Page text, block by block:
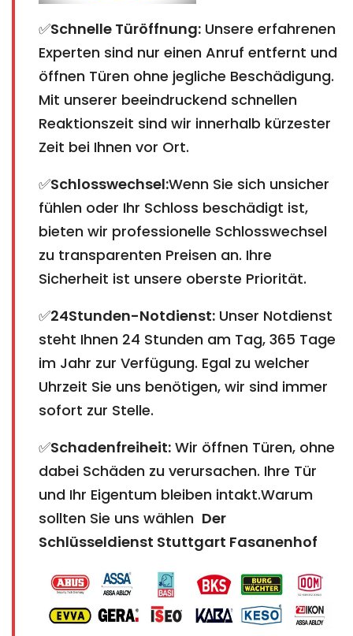
✅Schnelle Türöffnung: Unsere erfahrenen
Experten sind nur einen Anruf entfernt und
öffnen Türen ohne jegliche Beschädigung.
Mit unserer beeindruckend schnellen
Reaktionszeit sind wir innerhalb kürzester
Zeit bei Ihnen vor Ort.
✅Schlosswechsel:Wenn Sie sich unsicher
fühlen oder Ihr Schloss beschädigt ist,
bieten wir professionelle Schlosswechsel
zu transparenten Preisen an. Ihre
Sicherheit ist unsere oberste Priorität.
✅24Stunden-Notdienst: Unser Notdienst
steht Ihnen 24 Stunden am Tag, 365 Tage
im Jahr zur Verfügung. Egal zu welcher
Uhrzeit Sie uns benötigen, wir sind immer
sofort zur Stelle.
✅Schadenfreiheit: Wir öffnen Türen, ohne
dabei Schäden zu verursachen. Ihre Tür
und Ihr Eigentum bleiben intakt.Warum
sollten Sie uns wählen Der
Schlüsseldienst Stuttgart Fasanenhof​​​​​​​